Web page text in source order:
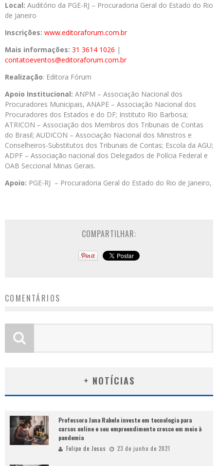
Local: Auditório da PGE-RJ – Procuradoria Geral do Estado do Rio
de Janeiro
Inscrições: www.editoraforum.com.br
Mais informações: 31 3614 1026 |
contatoeventos@editoraforum.com.br
Realização: Editora Fórum
Apoio Institucional: ANPM – Associação Nacional dos
Procuradores Municipais, ANAPE – Associação Nacional dos
Procuradores dos Estados e do DF; Instituto Rio Barbosa;
ATRICON – Associação dos Membros dos Tribunais de Contas
do Brasil; AUDICON – Associação Nacional dos Ministros e
Conselheiros-Substitutos dos Tribunais de Contas; Escola da AGU;
ADPF – Associação nacional dos Delegados de Polícia Federal e
OAB Seccional Minas Gerais.
Apoio: PGE-RJ – Procuradoria Geral do Estado do Rio de Janeiro,
COMPARTILHAR:
COMENTÁRIOS
+ NOTÍCIAS
Professora Jana Rabelo investe em tecnologia para
cursos online e seu empreendimento cresce em meio à
pandemia
Felipe de Jesus 23 de junho de 2021